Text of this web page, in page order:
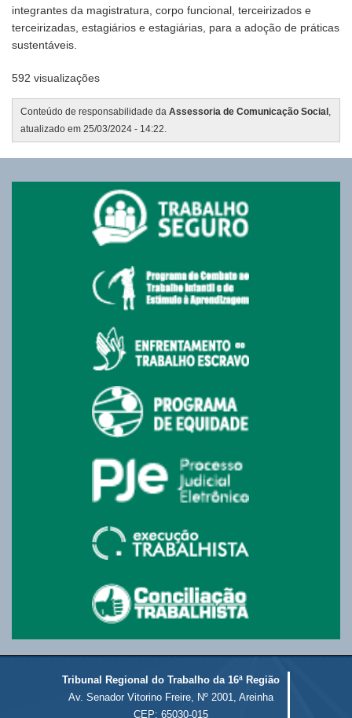
integrantes da magistratura, corpo funcional, terceirizados e
terceirizadas, estagiários e estagiárias, para a adoção de práticas
sustentáveis.
592 visualizações
Conteúdo de responsabilidade da Assessoria de Comunicação Social ,
atualizado em 25/03/2024 - 14:22.
Tribunal Regional do Trabalho da 16ª Região
Av. Senador Vitorino Freire, Nº 2001, Areinha
CEP: 65030-015